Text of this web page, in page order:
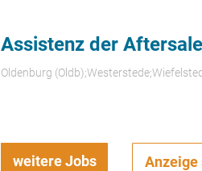
Assistenz der
Oldenburg
weitere Jobs Anzeige